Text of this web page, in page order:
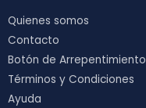
Quienes somos
Contacto
Botón de Arrepentimiento
Términos y Condiciones
Ayuda